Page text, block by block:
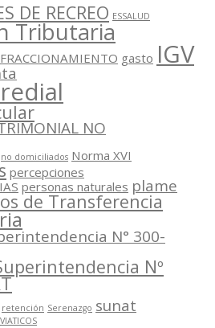
DE RECREO ESSALUD
Tributaria
FRACCIONAMIENTO gasto IGV
NO
no domiciliados Norma XVI
percepciones
personas naturales plame
de Transferencia
N° 300-
Nº
retención Serenazgo sunat
VIATICOS